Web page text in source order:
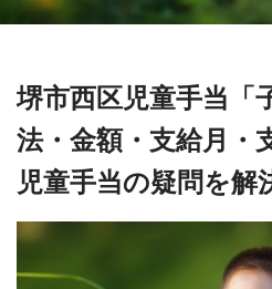
堺市西区児童手当「
法・金額・支給月・
児童手当の疑問を解